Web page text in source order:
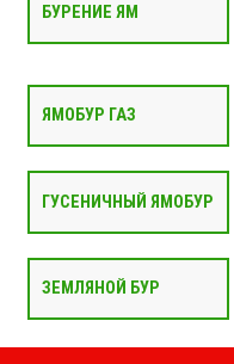
БУРЕНИЕ ЯМ
ЯМОБУР ГАЗ
ГУСЕНИЧНЫЙ ЯМОБУР
ЗЕМЛЯНОЙ БУР